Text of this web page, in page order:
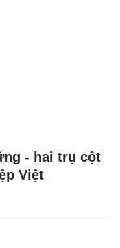
- hai trụ cột
Việt